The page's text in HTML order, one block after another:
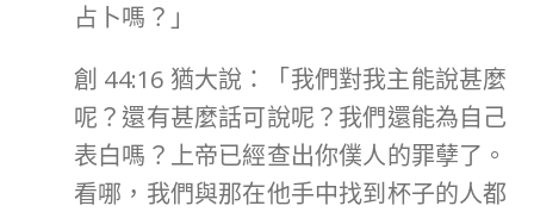
占卜嗎？」
創 44:16 猶大說：「我們對我主能說甚麼
呢？還有甚麼話可說呢？我們還能為自己
表白嗎？上帝已經查出你僕人的罪孽了。
看哪，我們與那在他手中找到杯子的人都